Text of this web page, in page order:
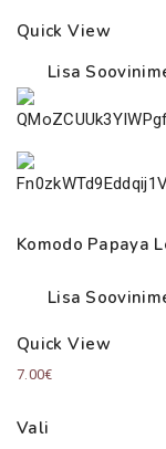
Quick View
Lisa
Komodo Papaya
Lisa
Quick View
7.00€
Vali